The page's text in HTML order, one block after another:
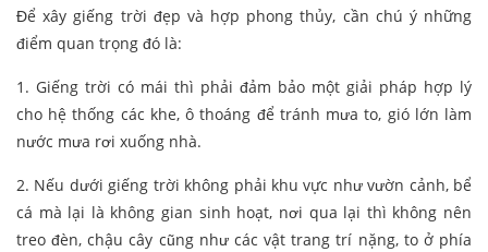
Để xây giếng trời đẹp và hợp phong thủy, cần chú ý những
điểm quan trọng đó là:
1. Giếng trời có mái thì phải đảm bảo một giải pháp hợp lý
cho hệ thống các khe, ô thoáng để tránh mưa to, gió lớn làm
nước mưa rơi xuống nhà.
2. Nếu dưới giếng trời không phải khu vực như vườn cảnh, bể
cá mà lại là không gian sinh hoạt, nơi qua lại thì không nên
treo đèn, chậu cây cũng như các vật trang trí nặng, to ở phía